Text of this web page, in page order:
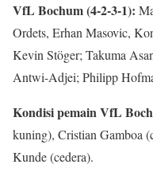
VfL Bochum (4-2-3-1):
Ordets, Erhan Masovic,
Kevin Stöger; Takuma
Antwi-Adjei; Philipp
Kondisi pemain VfL
kuning), Cristian Gamboa
Kunde (cedera).